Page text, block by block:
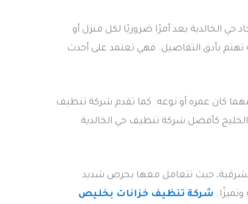
الخالدية يعد أمرًا ضروريًا لكل منزل أو
تهتم بأدق التفاصيل. فهي تعتمد على أحدث
كان عمره أو نوعه. كما تقدم شركة تنظيف
الخليج كأفضل شركة تنظيف حي الخالدية
الشرقية، حيث تتعامل معها بحرص شديد
شركة تنظيف خزانات بخليص